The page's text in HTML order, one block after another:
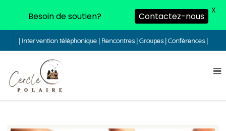
| Intervention téléphonique | Rencontres | Groupes | Conférences |
Besoin de soutien? Contactez-nous
X